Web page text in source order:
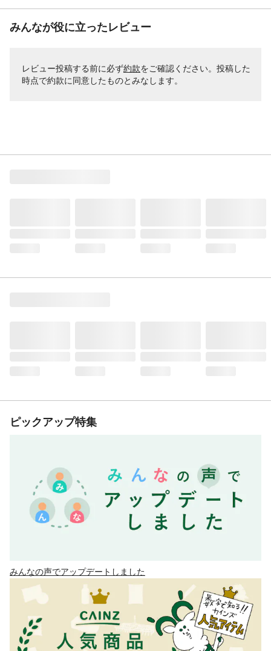
みんなが役に立ったレビュー
レビュー投稿する前に必ず約款をご確認ください。投稿した
時点で約款に同意したものとみなします。
ピックアップ特集
みんなの声でアップデートしました